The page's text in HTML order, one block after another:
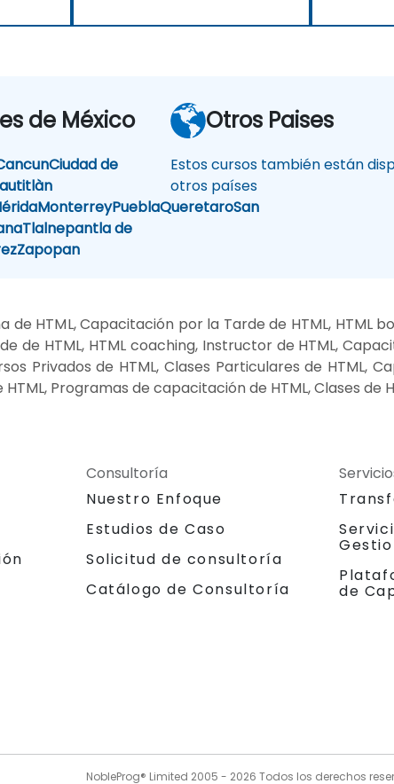
de México
Ciudad de
MonterreyPueblaQueretaroSan
Tlalnepantla de
Zapopan
Otros Paises
Estos cursos también están
otros países
de HTML, Capacitación por la Tarde de HTML, HTML
de HTML, HTML coaching, Instructor de HTML,
Privados de HTML, Clases Particulares de
HTML, Programas de capacitación de HTML, Clases de
Consultoría
Nuestro Enfoque
Estudios de Caso
Solicitud de consultoría
Catálogo de Consultoría
de
NobleProg® Limited 2005 - 2026 Todos los derechos